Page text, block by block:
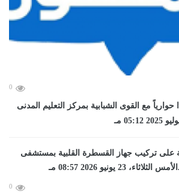
0
مع القوى الشبابية بمركز التعليم المدنى
0